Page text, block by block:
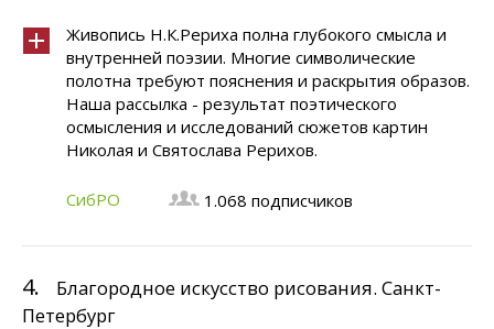
Живопись Н.К.Рериха полна глубокого смысла и
внутренней поэзии. Многие символические
полотна требуют пояснения и раскрытия образов.
Наша рассылка - результат поэтического
осмысления и исследований сюжетов картин
Николая и Святослава Рерихов.
СибРО 1.068 подписчиков
4.
Благородное искусство рисования. Санкт-
Петербург